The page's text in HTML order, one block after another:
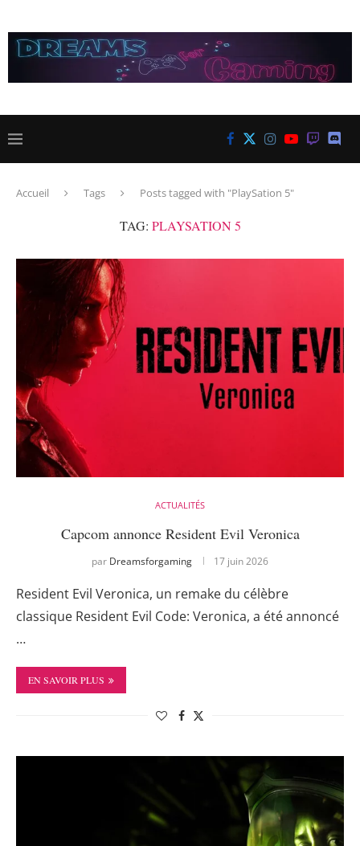
Accueil Tags Posts tagged with "PlaySation 5"
TAG: PLAYSATION 5
ACTUALITÉS
Capcom annonce Resident Evil Veronica
par Dreamsforgaming 17 juin 2026
Resident Evil Veronica, un remake du célèbre
classique Resident Evil Code: Veronica, a été annoncé
…
EN SAVOIR PLUS